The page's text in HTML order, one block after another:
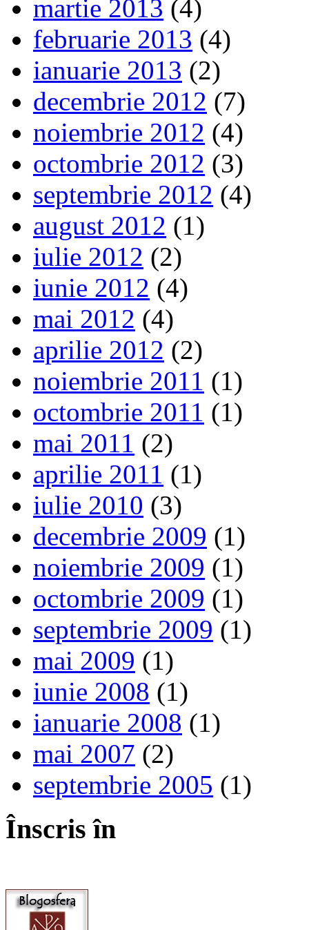
martie 2013 (4)
februarie 2013 (4)
ianuarie 2013 (2)
decembrie 2012 (7)
noiembrie 2012 (4)
octombrie 2012 (3)
septembrie 2012 (4)
august 2012 (1)
iulie 2012 (2)
iunie 2012 (4)
mai 2012 (4)
aprilie 2012 (2)
noiembrie 2011 (1)
octombrie 2011 (1)
mai 2011 (2)
aprilie 2011 (1)
iulie 2010 (3)
decembrie 2009 (1)
noiembrie 2009 (1)
octombrie 2009 (1)
septembrie 2009 (1)
mai 2009 (1)
iunie 2008 (1)
ianuarie 2008 (1)
mai 2007 (2)
septembrie 2005 (1)
Înscris în